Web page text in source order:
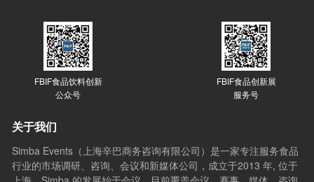
FBIF食品饮料创新
公众号
FBIF食品创新展
服务号
关于我们
Simba Events（上海辛巴商务咨询有限公司）是一家专注服务食品
行业的市场调研、咨询、会议和新媒体公司，成立于2013 年, 位于